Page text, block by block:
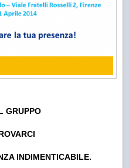
GRUPPO
INDIMENTICABILE.